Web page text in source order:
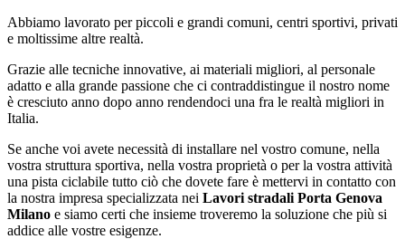
Abbiamo lavorato per piccoli e grandi comuni, centri sportivi, privati
e moltissime altre realtà.
Grazie alle tecniche innovative, ai materiali migliori, al personale
adatto e alla grande passione che ci contraddistingue il nostro nome
è cresciuto anno dopo anno rendendoci una fra le realtà migliori in
Italia.
Se anche voi avete necessità di installare nel vostro comune, nella
vostra struttura sportiva, nella vostra proprietà o per la vostra attività
una pista ciclabile tutto ciò che dovete fare è mettervi in contatto con
la nostra impresa specializzata nei Lavori stradali Porta Genova
Milano e siamo certi che insieme troveremo la soluzione che più si
addice alle vostre esigenze.